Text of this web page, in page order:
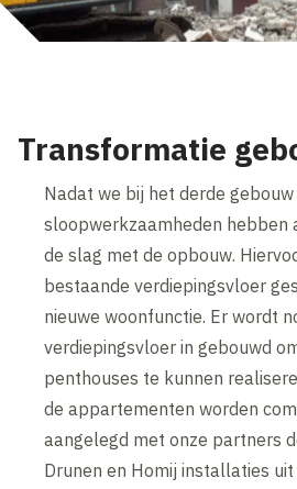
Transformatie
Nadat we bij het derde gebouw
sloopwerkzaamheden hebben
de slag met de opbouw.
bestaande verdiepingsvloer
nieuwe woonfunctie. Er wordt
verdiepingsvloer in gebouwd
penthouses te kunnen
de appartementen worden
aangelegd met onze partners
Drunen en Homij installaties uit